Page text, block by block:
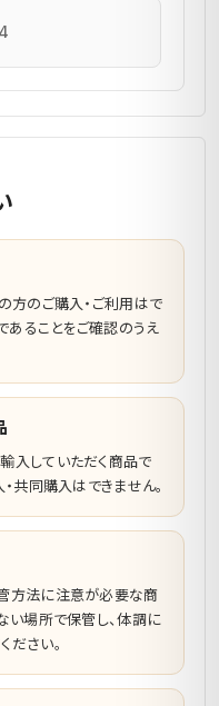
方のご購入・ご利用はで
あることをご確認のうえ
入していただく商品で
共同購入はできません。
方法に注意が必要な商
い場所で保管し、体調に
ださい。